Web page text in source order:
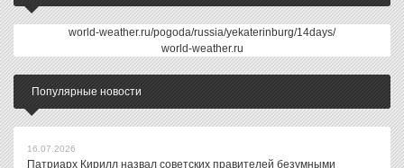
world-weather.ru/pogoda/russia/yekaterinburg/14days/
world-weather.ru
Популярные новости
16.07.2026
Патриарх Кирилл назвал советских правителей безумными